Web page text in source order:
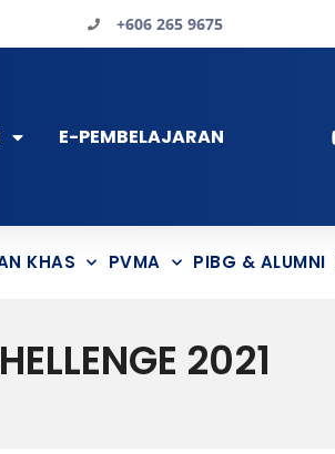
+606 265 9675
E-PEMBELAJARAN
KHAS PVMA PIBG & ALUMNI
2021